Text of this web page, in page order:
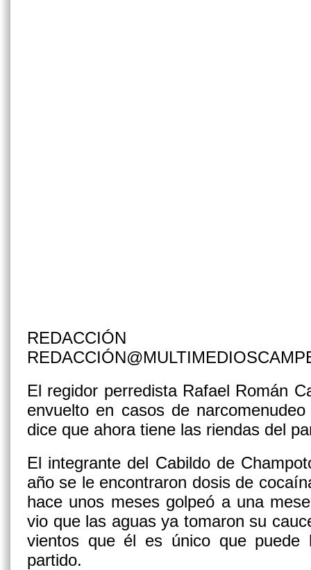
REDACCIÓN
El regidor perredista Rafael Román
envuelto en casos de
dice que ahora tiene las riendas del
El integrante del Cabildo de
año se le encontraron dosis de
hace unos meses golpeó a una
vio que las aguas ya tomaron su
vientos que él es único que puede
partido.